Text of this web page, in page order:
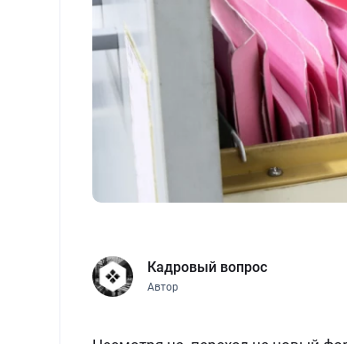
Кадровый вопрос
Автор